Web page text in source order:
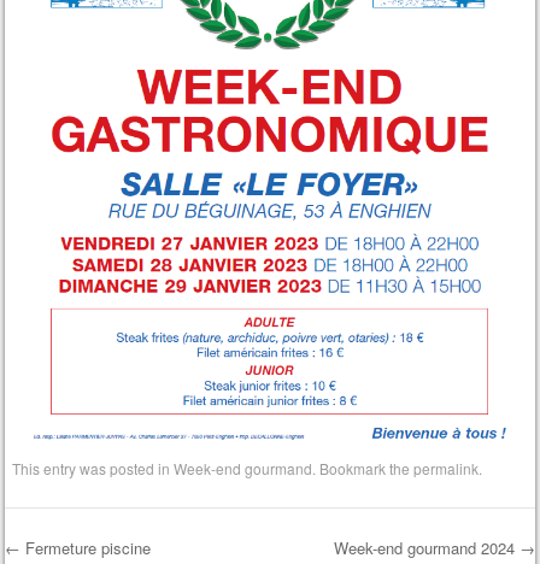
This entry was posted inWeek-end gourmand. Bookmark thepermalink.
← Fermeture piscine Week-end gourmand 2024 →